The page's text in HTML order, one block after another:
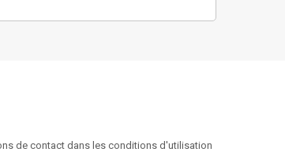
de contact dans les conditions d'utilisation